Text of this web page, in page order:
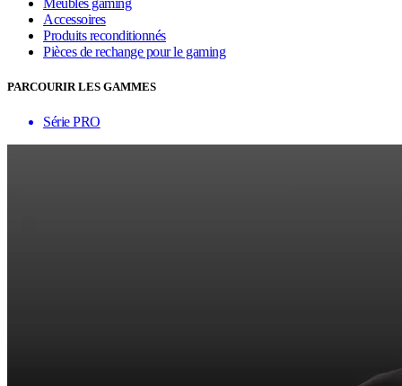
Accessoires
Produits reconditionnés
Pièces de rechange pour le gaming
PARCOURIR LES GAMMES
Série PRO